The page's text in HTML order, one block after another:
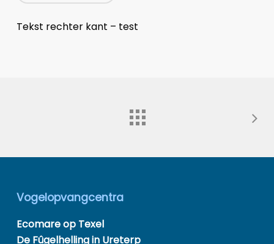
Tekst rechter kant – test
Vogelopvangcentra
Ecomare op Texel
De Fûgelhelling in Ureterp